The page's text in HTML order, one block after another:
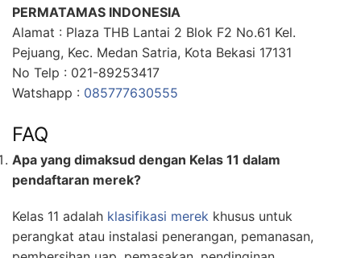
PERMATAMAS INDONESIA
Alamat : Plaza THB Lantai 2 Blok F2 No.61 Kel.
Pejuang, Kec. Medan Satria, Kota Bekasi 17131
No Telp : 021-89253417
Watshapp : 085777630555
FAQ
Apa yang dimaksud dengan Kelas 11 dalam
pendaftaran merek?
Kelas 11 adalah klasifikasi merek khusus untuk
perangkat atau instalasi penerangan, pemanasan,